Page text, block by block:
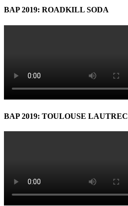
BAP 2019: ROADKILL SODA
BAP 2019: TOULOUSE LAUTREC